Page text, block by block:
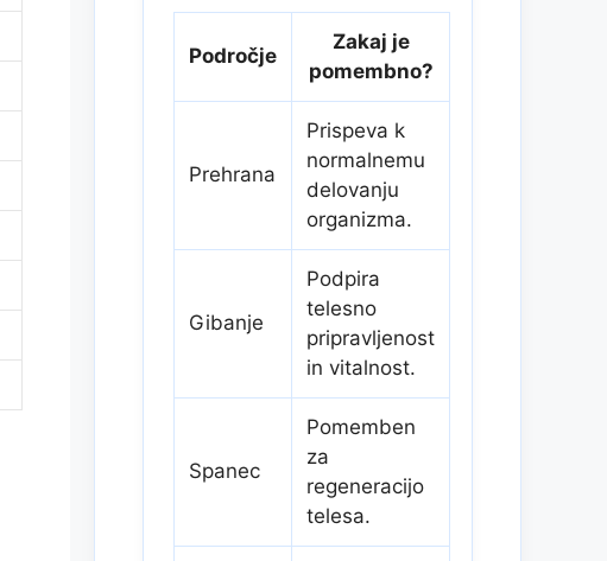
Področje
Zakaj je
pomembno?
Prehrana
Prispeva k
normalnemu
delovanju
organizma.
Gibanje
Podpira
telesno
pripravljenost
in vitalnost.
Spanec
Pomemben
za
regeneracijo
telesa.